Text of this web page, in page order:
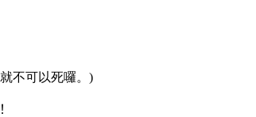
不可以死囉。)